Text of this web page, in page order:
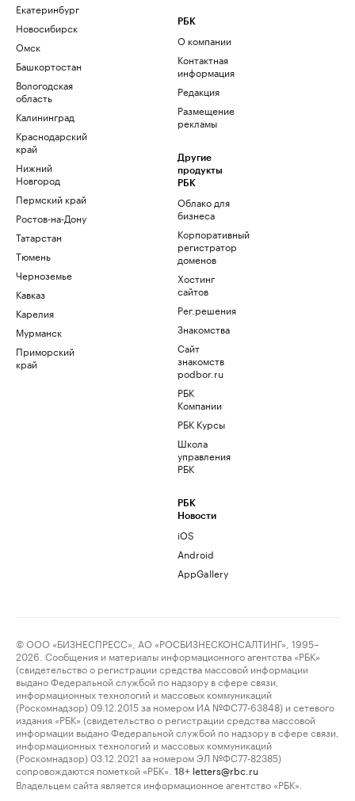
Екатеринбург
Новосибирск
Омск
Башкортостан
Вологодская
область
Калининград
Краснодарский
край
Нижний
Новгород
Пермский край
Ростов-на-Дону
Татарстан
Тюмень
Черноземье
Кавказ
Карелия
Мурманск
Приморский
край
РБК
О компании
Контактная
информация
Редакция
Размещение
рекламы
Другие
продукты
РБК
Облако для
бизнеса
Корпоративный
регистратор
доменов
Хостинг
сайтов
Рег.решения
Знакомства
Сайт
знакомств
podbor.ru
РБК
Компании
РБК Курсы
Школа
управления
РБК
РБК
Новости
iOS
Android
AppGallery
© ООО «БИЗНЕСПРЕСС», АО «РОСБИЗНЕСКОНСАЛТИНГ», 1995–
2026. Сообщения и материалы информационного агентства «РБК»
(свидетельство о регистрации средства массовой информации
выдано Федеральной службой по надзору в сфере связи,
информационных технологий и массовых коммуникаций
(Роскомнадзор) 09.12.2015 за номером ИА №ФС77-63848) и сетевого
издания «РБК» (свидетельство о регистрации средства массовой
информации выдано Федеральной службой по надзору в сфере связи,
информационных технологий и массовых коммуникаций
(Роскомнадзор) 03.12.2021 за номером ЭЛ №ФС77-82385)
сопровождаются пометкой «РБК».
18+ letters@rbc.ru
Владельцем сайта является информационное агентство «РБК».